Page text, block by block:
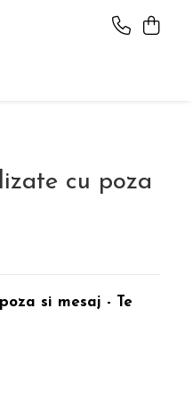
cu poza
si mesaj - Te